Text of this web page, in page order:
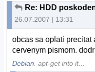
Re: HDD
26.07.2007 | 13:31
obcas sa oplati precitat
cervenym pismom.
Debian . apt-get into it…